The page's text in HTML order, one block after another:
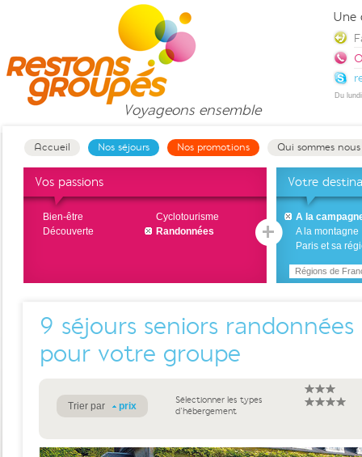
Voyageons ensemble
Accueil Nos séjours Nos promotions Qui sommes
Vos passions
Bien-être
Cyclotourisme
Découverte
Randonnées
Votre
A la
A la montagne
Paris et sa
Régions de
9 séjours seniors
pour votre groupe
Trier par prix
Sélectionner les types
d'hébergement
Une
Du